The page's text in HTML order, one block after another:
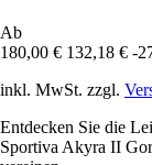
Ab
180,00 € 132,18 € -
inkl. MwSt. zzgl.
Entdecken Sie die
Sportiva Akyra II